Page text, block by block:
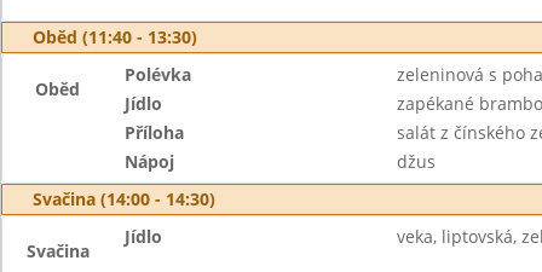
Oběd (11:40 - 13:30)
Oběd
Polévka
zeleninová s
Jídlo
zapékané
Příloha
salát z čínského
Nápoj
džus
Svačina (14:00 - 14:30)
Svačina
Jídlo veka, liptovská,